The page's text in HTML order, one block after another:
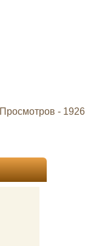
Просмотров - 1926